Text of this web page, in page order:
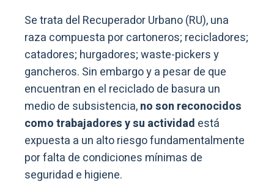
Se trata del Recuperador Urbano (RU), una
raza compuesta por cartoneros; recicladores;
catadores; hurgadores; waste-pickers y
gancheros. Sin embargo y a pesar de que
encuentran en el reciclado de basura un
medio de subsistencia,no son reconocidos
como trabajadores y su actividad está
expuesta a un alto riesgo fundamentalmente
por falta de condiciones mínimas de
seguridad e higiene.